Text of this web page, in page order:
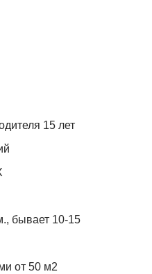
15 лет
бывает 10-15
от 50 м2